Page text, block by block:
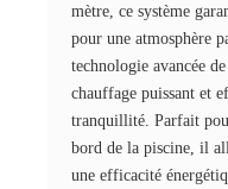
mètre, ce système
pour une atmosphère
technologie avancée
chauffage puissant et
tranquillité. Parfait
bord de la piscine, il
une efficacité